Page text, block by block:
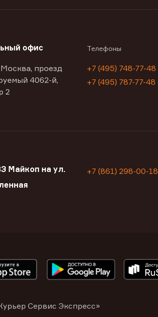
офис
Москва, проезд
4062-й,
2
Телефоны
+7 (495) 748-77-48
+7 (495) 787-77-48
Майкоп на ул.
+7 (861) 298-00-18
Сервис Экспресс»